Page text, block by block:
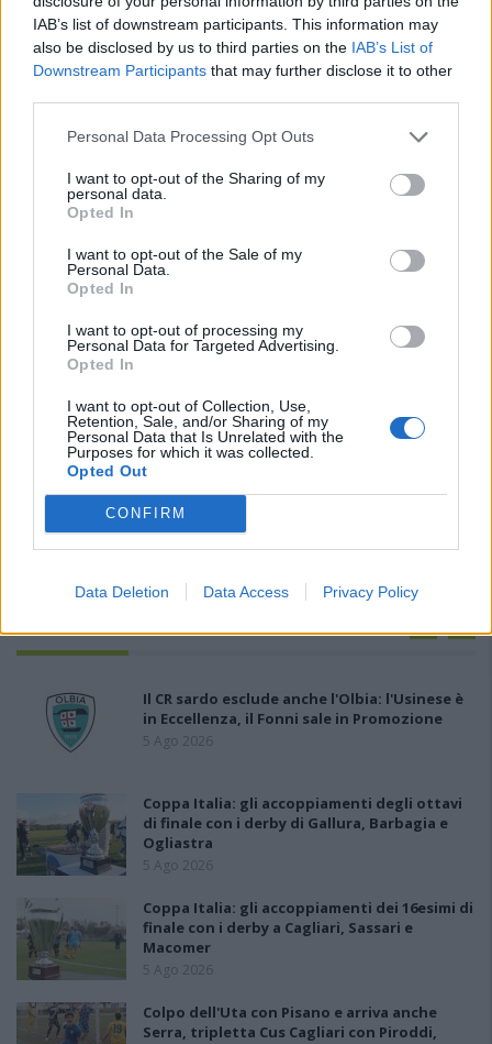
IAB’s list of downstream participants. This information may
also be disclosed by us to third parties on the IAB’s List of
Downstream Participants that may further disclose it to other
Personal Data Processing Opt Outs
I want to opt-out of the Sharing of my
personal data.
Opted In
I want to opt-out of the Sale of my
Personal Data.
Opted In
I want to opt-out of processing my
Personal Data for Targeted Advertising.
Opted In
I want to opt-out of Collection, Use,
Retention, Sale, and/or Sharing of my
Personal Data that Is Unrelated with the
Purposes for which it was collected.
Opted Out
CONFIRM
Data Deletion Data Access Privacy Policy
PIÙ LETTI OGGI
Il CR sardo esclude anche l'Olbia: l'Usinese è
in Eccellenza, il Fonni sale in Promozione
5 Ago 2026
Coppa Italia: gli accoppiamenti degli ottavi
di finale con i derby di Gallura, Barbagia e
Ogliastra
5 Ago 2026
Coppa Italia: gli accoppiamenti dei 16esimi di
finale con i derby a Cagliari, Sassari e
Macomer
5 Ago 2026
Colpo dell'Uta con Pisano e arriva anche
Serra, tripletta Cus Cagliari con Piroddi,